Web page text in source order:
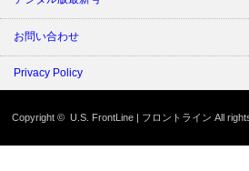
お問い合わせ
Privacy Policy
Copyright ©U.S. FrontLine | フロントライン All